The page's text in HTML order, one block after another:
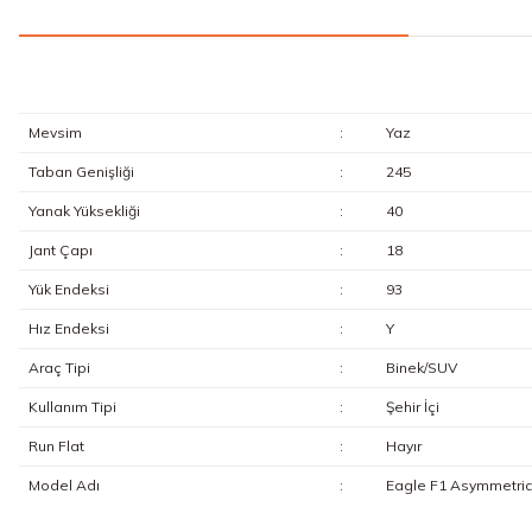
Mevsim : Yaz
Taban Genişliği : 245
Yanak Yüksekliği : 40
Jant Çapı : 18
Yük Endeksi : 93
Hız Endeksi : Y
Araç Tipi : Binek/SUV
Kullanım Tipi : Şehir İçi
Run Flat : Hayır
Model Adı : Eagle F1